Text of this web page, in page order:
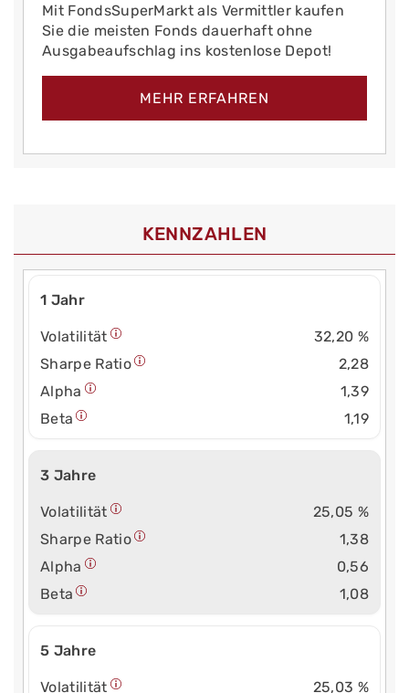
Mit FondsSuperMarkt als Vermittler kaufen
Sie die meisten Fonds dauerhaft ohne
Ausgabeaufschlag ins kostenlose Depot!
MEHR ERFAHREN
KENNZAHLEN
1 Jahr
Volatilität
32,20 %
Sharpe Ratio
2,28
Alpha
1,39
Beta
1,19
3 Jahre
Volatilität
25,05 %
Sharpe Ratio
1,38
Alpha
0,56
Beta
1,08
5 Jahre
Volatilität
25,03 %